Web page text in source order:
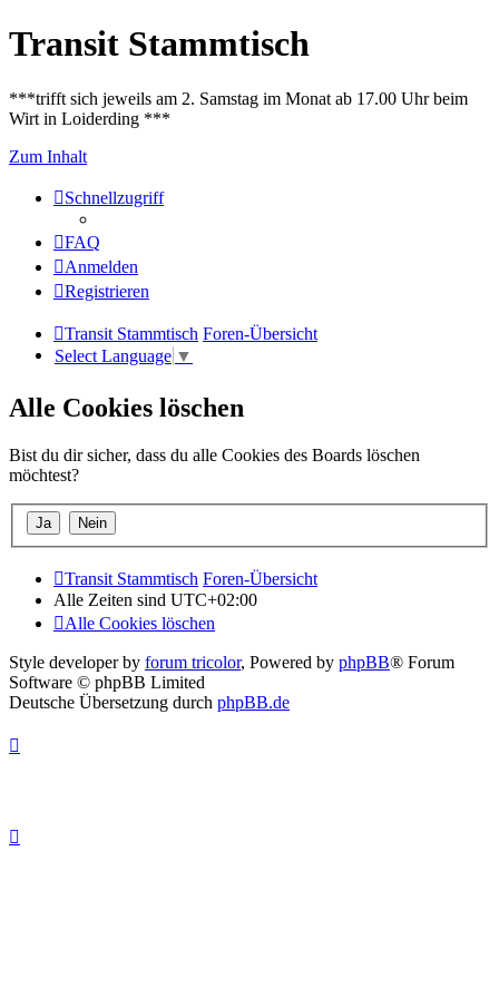
Transit Stammtisch
***trifft sich jeweils am 2. Samstag im Monat ab 17.00 Uhr beim
Wirt in Loiderding ***
Zum Inhalt
Schnellzugriff
FAQ
Anmelden
Registrieren
Transit Stammtisch Foren-Übersicht
Select Language ▼
Alle Cookies löschen
Bist du dir sicher, dass du alle Cookies des Boards löschen
möchtest?
Transit Stammtisch Foren-Übersicht
Alle Zeiten sind UTC+02:00
Alle Cookies löschen
Style developer by forum tricolor, Powered by phpBB® Forum
Software © phpBB Limited
Deutsche Übersetzung durch phpBB.de